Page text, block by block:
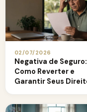
02/07/2026
Negativa de Seguro:
Como Reverter e
Garantir Seus